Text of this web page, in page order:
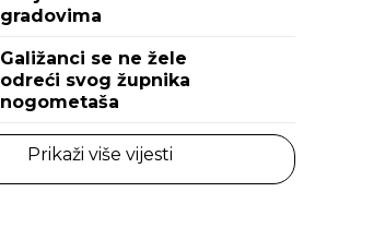
gradovima
Galižanci se ne žele
odreći svog župnika
nogometaša
Prikaži više vijesti